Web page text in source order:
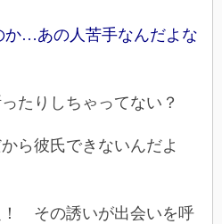
か…あの人苦手なんだよな
たりしちゃってない？
ら彼氏できないんだよ
！ その誘いが出会いを呼